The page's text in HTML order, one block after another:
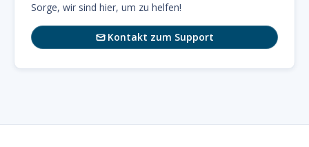
Sorge, wir sind hier, um zu helfen!
Kontakt zum Support